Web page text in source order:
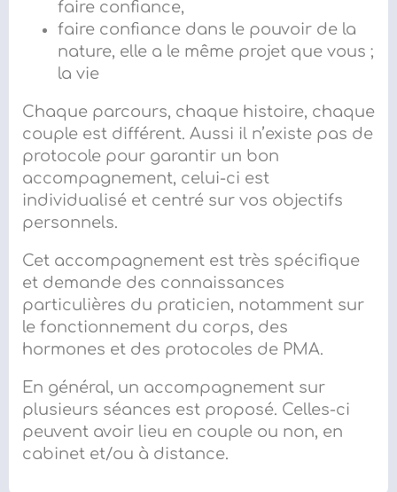
faire confiance,
faire confiance dans le pouvoir de la
nature, elle a le même projet que vous ;
la vie
Chaque parcours, chaque histoire, chaque
couple est différent. Aussi il n’existe pas de
protocole pour garantir un bon
accompagnement, celui-ci est
individualisé et centré sur vos objectifs
personnels.
Cet accompagnement est très spécifique
et demande des connaissances
particulières du praticien, notamment sur
le fonctionnement du corps, des
hormones et des protocoles de PMA.
En général, un accompagnement sur
plusieurs séances est proposé. Celles-ci
peuvent avoir lieu en couple ou non, en
cabinet et/ou à distance.